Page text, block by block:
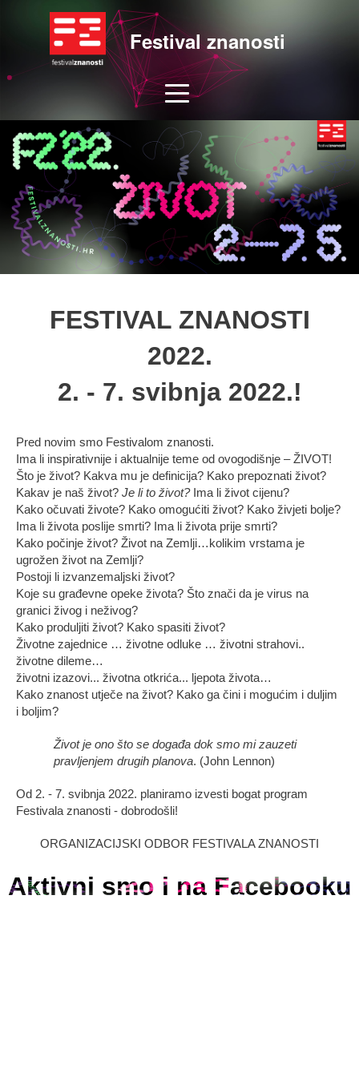
Festival znanosti
FESTIVAL ZNANOSTI
2022.
2. - 7. svibnja 2022.!
Pred novim smo Festivalom znanosti.
Ima li inspirativnije i aktualnije teme od ovogodišnje – ŽIVOT!
Što je život? Kakva mu je definicija? Kako prepoznati život?
Kakav je naš život?Je li to život?Ima li život cijenu?
Kako očuvati živote? Kako omogućiti život? Kako živjeti bolje?
Ima li života poslije smrti? Ima li života prije smrti?
Kako počinje život? Život na Zemlji…kolikim vrstama je
ugrožen život na Zemlji?
Postoji li izvanzemaljski život?
Koje su građevne opeke života? Što znači da je virus na
granici živog i neživog?
Kako produljiti život? Kako spasiti život?
Životne zajednice … životne odluke … životni strahovi..
životne dileme…
životni izazovi... životna otkrića... ljepota života…
Kako znanost utječe na život? Kako ga čini i mogućim i duljim
i boljim?
Život je ono što se događa dok smo mi zauzeti
pravljenjem drugih planova. (John Lennon)
Od 2. - 7. svibnja 2022. planiramo izvesti bogat program
Festivala znanosti - dobrodošli!
ORGANIZACIJSKI ODBOR FESTIVALA ZNANOSTI
Aktivni smo i na Facebooku